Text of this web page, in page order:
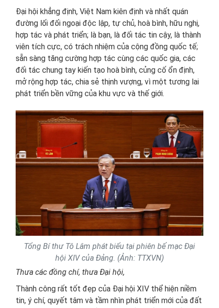
Đại hội khẳng định, Việt Nam kiên định và nhất quán
đường lối đối ngoại độc lập, tự chủ, hoà bình, hữu nghị,
hợp tác và phát triển; là bạn, là đối tác tin cậy, là thành
viên tích cực, có trách nhiệm của cộng đồng quốc tế;
sẵn sàng tăng cường hợp tác cùng các quốc gia, các
đối tác chung tay kiến tạo hoà bình, củng cố ổn định,
mở rộng hợp tác, chia sẻ thịnh vượng, vì một tương lai
phát triển bền vững của khu vực và thế giới.
Tổng Bí thư Tô Lâm phát biểu tại phiên bế mạc Đại
hội XIV của Đảng. (Ảnh: TTXVN)
Thưa các đồng chí, thưa Đại hội,
Thành công rất tốt đẹp của Đại hội XIV thể hiện niềm
tin, ý chí, quyết tâm và tầm nhìn phát triển mới của đất